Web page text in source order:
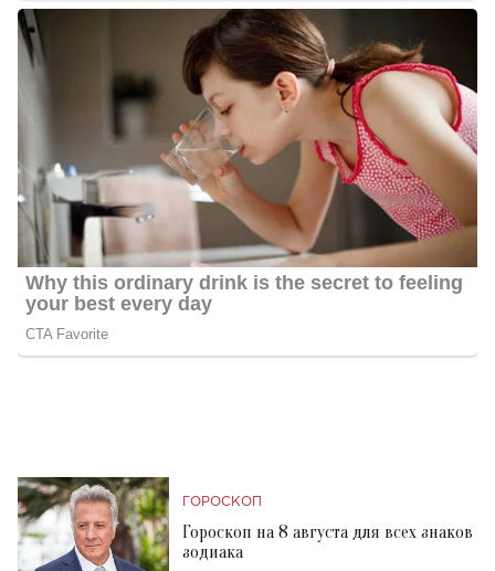
ГОРОСКОП
Гороскоп на 8 августа для всех знаков
зодиака